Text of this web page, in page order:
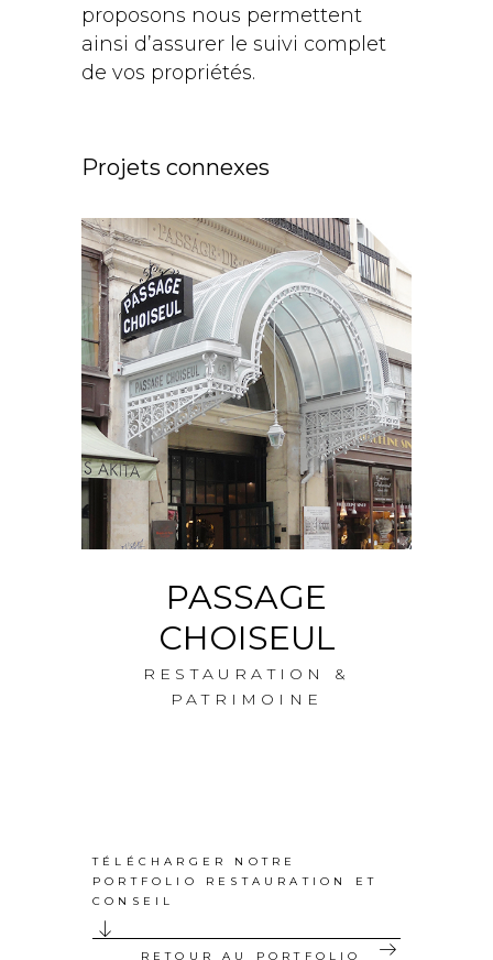
proposons nous permettent
ainsi d’assurer le suivi complet
de vos propriétés.
Projets connexes
PASSAGE
CHOISEUL
RESTAURATION &
PATRIMOINE
TÉLÉCHARGER NOTRE
PORTFOLIO RESTAURATION ET
CONSEIL
RETOUR AU PORTFOLIO